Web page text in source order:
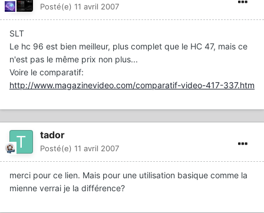
Posté(e) 11 avril 2007
SLT
Le hc 96 est bien meilleur, plus complet que le HC 47, mais ce
n'est pas le même prix non plus...
Voire le comparatif:
http://www.magazinevideo.com/comparatif-video-417-337.htm
tador
Posté(e) 11 avril 2007
merci pour ce lien. Mais pour une utilisation basique comme la
mienne verrai je la différence?